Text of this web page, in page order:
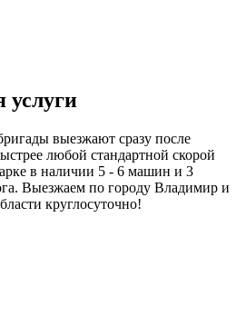
услуги
выезжают сразу после
любой стандартной скорой
в наличии 5 - 6 машин и 3
Выезжаем по городу Владимир и
круглосуточно!